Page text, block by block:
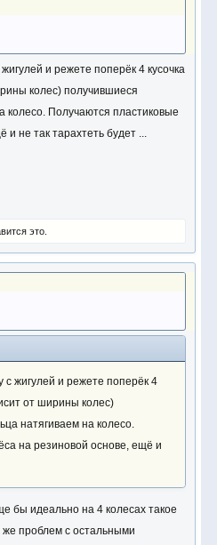
и режете поперёк 4 кусочка
колес) получившиеся
колесо. Получаются пластиковые
и не так тарахтеть будет ...
это.
жигулей и режете поперёк 4
от ширины колес)
натягиваем на колесо.
на резиновой основе, ещё и
бы идеально на 4 колесах такое
же проблем с остальными